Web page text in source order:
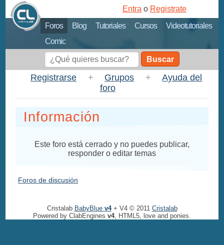
Foros Blog Tutoriales Cursos
Videotutoriales
Comic
Entra o Registrate
Buscar
Registrarse + Grupos +
Ayuda del
foro
Información
Este foro está cerrado y no puedes publicar,
responder o editar temas
Foros de discusión
Cristalab BabyBlue v4+ V4 © 2011 Cristalab
Powered by ClabEngines v4, HTML5, love and ponies.